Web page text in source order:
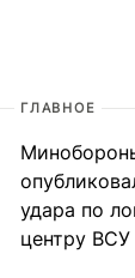
ГЛАВНОЕ
удара по
центру